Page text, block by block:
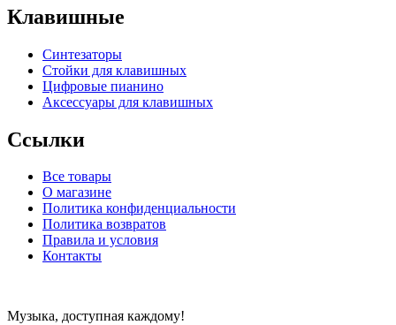
Клавишные
Синтезаторы
Стойки для клавишных
Цифровые пианино
Аксессуары для клавишных
Ссылки
Все товары
О магазине
Политика конфиденциальности
Политика возвратов
Правила и условия
Контакты
Музыка, доступная каждому!